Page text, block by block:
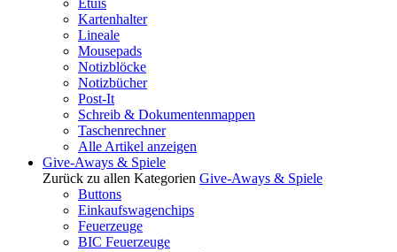
Etuis
Kartenhalter
Lineale
Mousepads
Notizblöcke
Notizbücher
Post-It
Schreib & Dokumentenmappen
Taschenrechner
Alle Artikel anzeigen
Give-Aways & Spiele
Zurück zu allen Kategorien Give-Aways & Spiele
Buttons
Einkaufswagenchips
Feuerzeuge
BIC Feuerzeuge